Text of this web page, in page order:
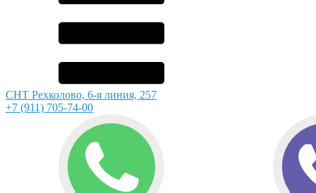
СНТ Рехколово, 6-я линия, 257
+7 (911) 705-74-00